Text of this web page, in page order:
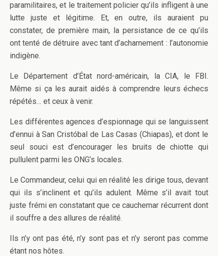
paramilitaires, et le traitement policier qu’ils infligent à une
lutte juste et légitime. Et, en outre, ils auraient pu
constater, de première main, la persistance de ce qu’ils
ont tenté de détruire avec tant d’acharnement : l’autonomie
indigène.
Le Département d’État nord-américain, la CIA, le FBI.
Même si ça les aurait aidés à comprendre leurs échecs
répétés… et ceux à venir.
Les différentes agences d’espionnage qui se languissent
d’ennui à San Cristóbal de Las Casas (Chiapas), et dont le
seul souci est d’encourager les bruits de chiotte qui
pullulent parmi les ONG’s locales.
Le Commandeur, celui qui en réalité les dirige tous, devant
qui ils s’inclinent et qu’ils adulent. Même s’il avait tout
juste frémi en constatant que ce cauchemar récurrent dont
il souffre a des allures de réalité.
Ils n’y ont pas été, n’y sont pas et n’y seront pas comme
étant nos hôtes.